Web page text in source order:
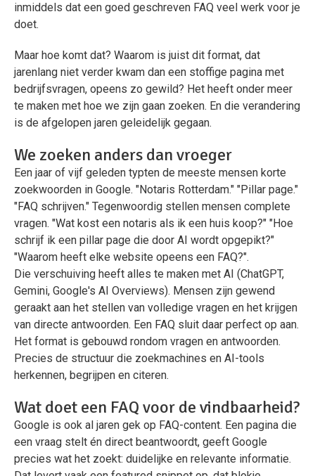
inmiddels dat een goed geschreven FAQ veel werk voor je
doet.
Maar hoe komt dat? Waarom is juist dit format, dat
jarenlang niet verder kwam dan een stoffige pagina met
bedrijfsvragen, opeens zo gewild? Het heeft onder meer
te maken met hoe we zijn gaan zoeken. En die verandering
is de afgelopen jaren geleidelijk gegaan.
We zoeken anders dan vroeger
Een jaar of vijf geleden typten de meeste mensen korte
zoekwoorden in Google. "Notaris Rotterdam." "Pillar page."
"FAQ schrijven." Tegenwoordig stellen mensen complete
vragen. "Wat kost een notaris als ik een huis koop?" "Hoe
schrijf ik een pillar page die door AI wordt opgepikt?"
"Waarom heeft elke website opeens een FAQ?".
Die verschuiving heeft alles te maken met AI (ChatGPT,
Gemini, Google's AI Overviews). Mensen zijn gewend
geraakt aan het stellen van volledige vragen en het krijgen
van directe antwoorden. Een FAQ sluit daar perfect op aan.
Het format is gebouwd rondom vragen en antwoorden.
Precies de structuur die zoekmachines en AI-tools
herkennen, begrijpen en citeren.
Wat doet een FAQ voor de vindbaarheid?
Google is ook al jaren gek op FAQ-content. Een pagina die
een vraag stelt én direct beantwoordt, geeft Google
precies wat het zoekt: duidelijke en relevante informatie.